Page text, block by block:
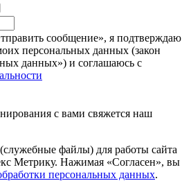
сообщение», я подтверждаю
персональных данных (закон
данных») и соглашаюсь с
с вами свяжется наш
файлы) для работы сайта
Метрику. Нажимая «Согласен», вы
персональных данных.